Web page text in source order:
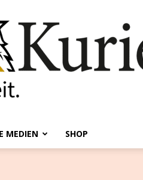
MEDIEN SHOP